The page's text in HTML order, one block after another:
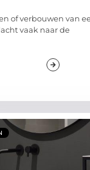
of verbouwen van
vaak naar de